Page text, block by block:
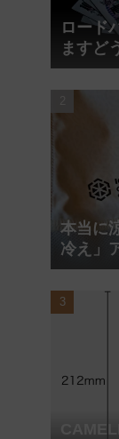
ロード
ますど
円は安
本当に
冷え」
体温計